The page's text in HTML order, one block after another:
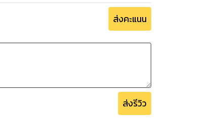
ส่งคะแนน
ส่งรีวิว